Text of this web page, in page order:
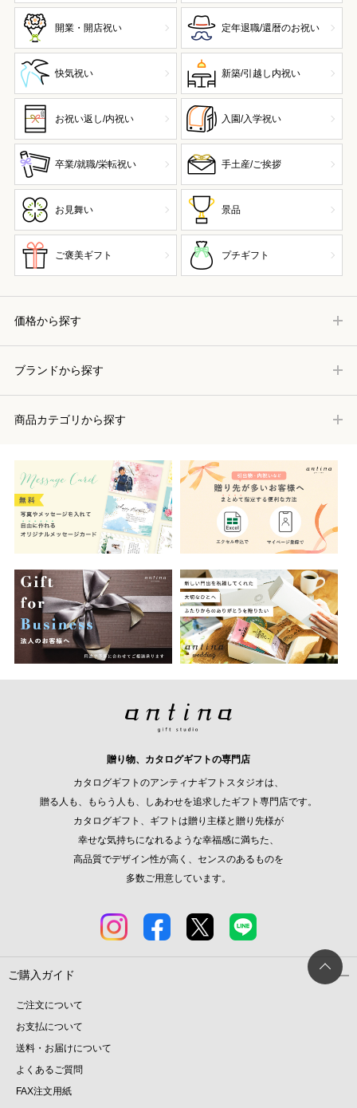
開業・開店祝い 定年退職/還暦のお祝い
快気祝い 新築/引越し内祝い
お祝い返し/内祝い 入園/入学祝い
卒業/就職/栄転祝い 手土産/ご挨拶
お見舞い 景品
ご褒美ギフト プチギフト
価格から探す
ブランドから探す
商品カテゴリから探す
贈り物、カタログギフトの専門店
カタログギフトのアンティナギフトスタジオは、
贈る人も、もらう人も、しあわせを追求したギフト専門店です。
カタログギフト、ギフトは贈り主様と贈り先様が
幸せな気持ちになれるような幸福感に満ちた、
高品質でデザイン性が高く、センスのあるものを
多数ご用意しています。
ご購入ガイド
ご注文について
お支払について
送料・お届けについて
よくあるご質問
FAX注文用紙